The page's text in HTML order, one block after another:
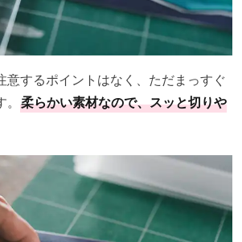
意するポイントはなく、ただまっすぐ
柔らかい素材なので、スッと切りや